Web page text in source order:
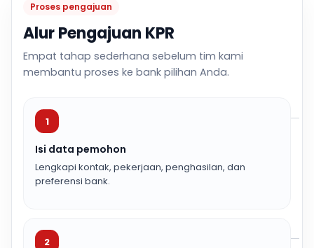
Proses pengajuan
Alur Pengajuan KPR
Empat tahap sederhana sebelum tim kami
membantu proses ke bank pilihan Anda.
1
Isi data pemohon
Lengkapi kontak, pekerjaan, penghasilan, dan
preferensi bank.
2